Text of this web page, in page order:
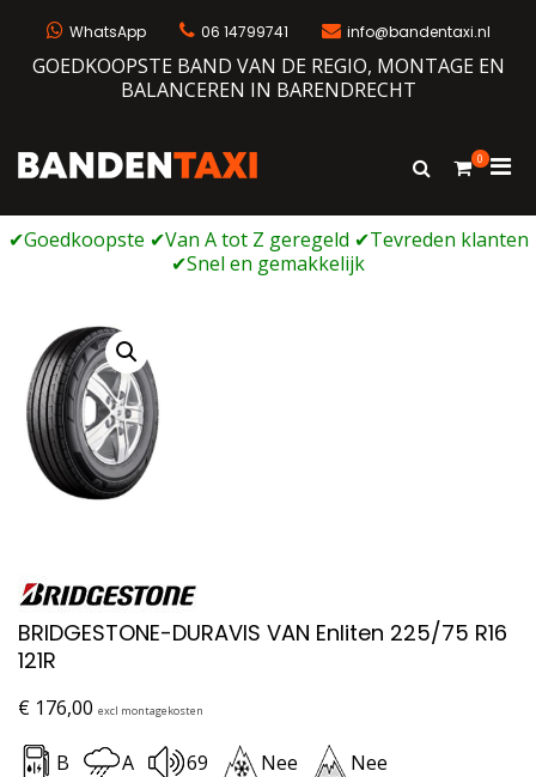
WhatsApp 06 14799741 info@bandentaxi.nl
GOEDKOOPSTE BAND VAN DE REGIO, MONTAGE EN
BALANCEREN IN BARENDRECHT
Bandengarage met eigen webshop
Toon
0
voor
BRIDGESTONE-DURAVIS VAN Enliten 225/75 R16
121R
€ 176,00 excl montagekosten
B A 69 Nee Nee